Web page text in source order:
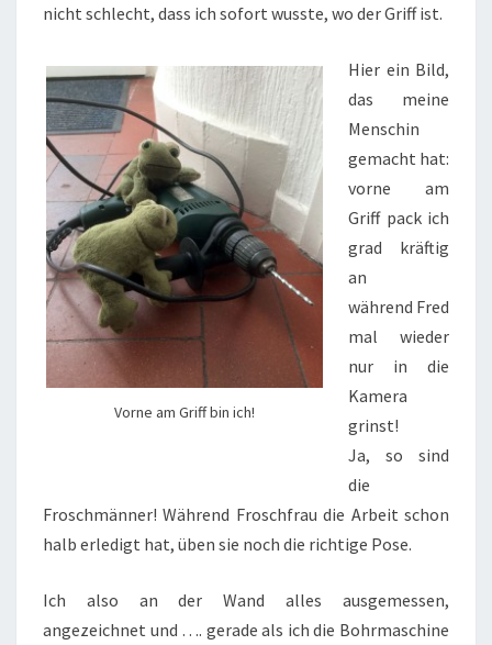
nicht schlecht, dass ich sofort wusste, wo der Griff ist.
Vorne am Griff bin ich!
Hier ein Bild,
das meine
Menschin
gemacht hat:
vorne am
Griff pack ich
grad kräftig
an
während Fred
mal wieder
nur in die
Kamera
grinst!
Ja, so sind
die
Froschmänner! Während Froschfrau die Arbeit schon
halb erledigt hat, üben sie noch die richtige Pose.
Ich also an der Wand alles ausgemessen,
angezeichnet und …. gerade als ich die Bohrmaschine